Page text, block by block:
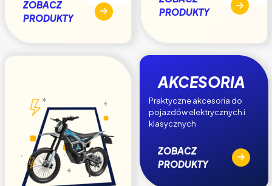
ZOBACZ
PRODUKTY
PRODUKTY
AKCESORIA
Praktyczne akcesoria do
pojazdów elektrycznych i
klasycznych
ZOBACZ
PRODUKTY